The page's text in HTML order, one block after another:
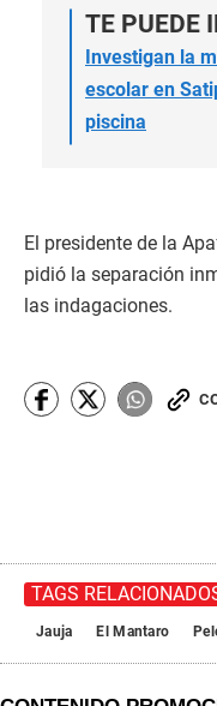
TE PUEDE
Investigan la
escolar en
piscina
El presidente de la
pidió la separación
las indagaciones.
TAGS
Jauja El Mantaro